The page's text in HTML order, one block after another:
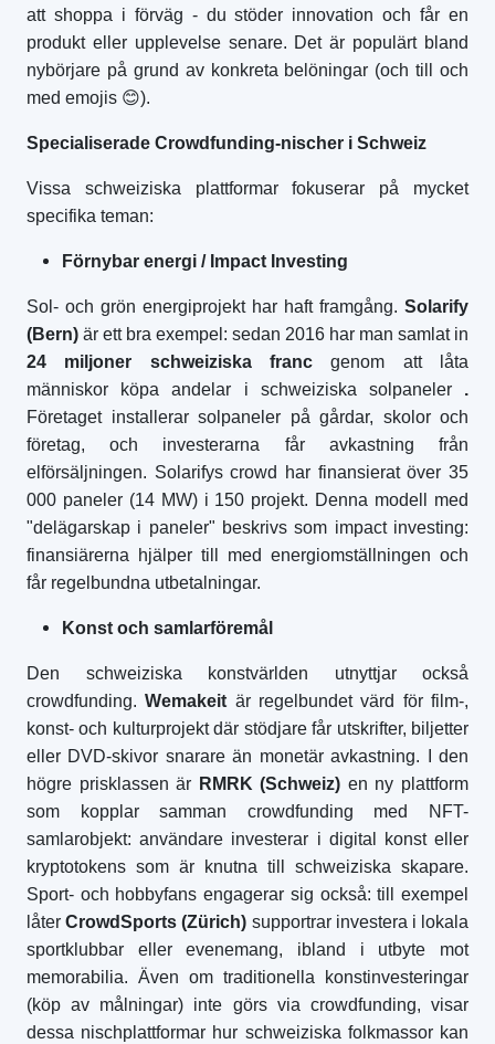
att shoppa i förväg - du stöder innovation och får en
produkt eller upplevelse senare. Det är populärt bland
nybörjare på grund av konkreta belöningar (och till och
med emojis 😊).
Specialiserade Crowdfunding-nischer i Schweiz
Vissa schweiziska plattformar fokuserar på mycket
specifika teman:
Förnybar energi / Impact Investing
Sol- och grön energiprojekt har haft framgång. Solarify
(Bern) är ett bra exempel: sedan 2016 har man samlat in
24 miljoner schweiziska franc genom att låta
människor köpa andelar i schweiziska solpaneler .
Företaget installerar solpaneler på gårdar, skolor och
företag, och investerarna får avkastning från
elförsäljningen. Solarifys crowd har finansierat över 35
000 paneler (14 MW) i 150 projekt. Denna modell med
"delägarskap i paneler" beskrivs som impact investing:
finansiärerna hjälper till med energiomställningen och
får regelbundna utbetalningar.
Konst och samlarföremål
Den schweiziska konstvärlden utnyttjar också
crowdfunding.Wemakeit är regelbundet värd för film-,
konst- och kulturprojekt där stödjare får utskrifter, biljetter
eller DVD-skivor snarare än monetär avkastning. I den
högre prisklassen är RMRK (Schweiz) en ny plattform
som kopplar samman crowdfunding med NFT-
samlarobjekt: användare investerar i digital konst eller
kryptotokens som är knutna till schweiziska skapare.
Sport- och hobbyfans engagerar sig också: till exempel
låterCrowdSports (Zürich) supportrar investera i lokala
sportklubbar eller evenemang, ibland i utbyte mot
memorabilia. Även om traditionella konstinvesteringar
(köp av målningar) inte görs via crowdfunding, visar
dessa nischplattformar hur schweiziska folkmassor kan